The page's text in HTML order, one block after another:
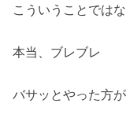
こういうことでは
本当、ブレブレ
バサッとやった方